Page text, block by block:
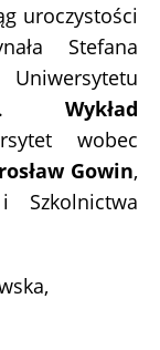
uroczystości
Stefana
II. Wykład
wobec
Gowin,
Szkolnictwa